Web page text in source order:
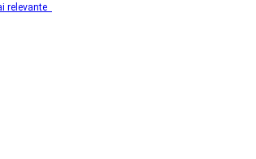
relevante